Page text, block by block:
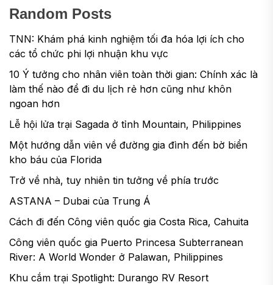
Random Posts
TNN: Khám phá kinh nghiệm tối đa hóa lợi ích cho
các tổ chức phi lợi nhuận khu vực
10 Ý tưởng cho nhân viên toàn thời gian: Chính xác là
làm thế nào để đi du lịch rẻ hơn cũng như khôn
ngoan hơn
Lễ hội lửa trại Sagada ở tỉnh Mountain, Philippines
Một hướng dẫn viên về đường gia đình đến bờ biển
kho báu của Florida
Trở về nhà, tuy nhiên tin tưởng về phía trước
ASTANA – Dubai của Trung Á
Cách đi đến Công viên quốc gia Costa Rica, Cahuita
Công viên quốc gia Puerto Princesa Subterranean
River: A World Wonder ở Palawan, Philippines
Khu cắm trại Spotlight: Durango RV Resort